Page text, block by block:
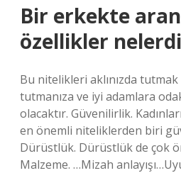
Bir erkekte
özellikler
Bu nitelikleri aklınızda
tutmanıza ve iyi adamlara
olacaktır. Güvenilirlik.
en önemli niteliklerden biri
Dürüstlük. Dürüstlük de çok
Malzeme. …Mizah